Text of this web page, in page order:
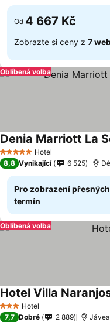
Od 4 667 Kč
Zobrazte si ceny z 7
Oblíbená volba
5 Počet hvězdiček
Hotel
Denia Marriott La
8,8 Vynikající 6 525
Pro zobrazení
termín
Oblíbená volba
3 Počet hvězdiček
Hotel
Hotel Villa
7,7 Dobré 2 889 Jávea